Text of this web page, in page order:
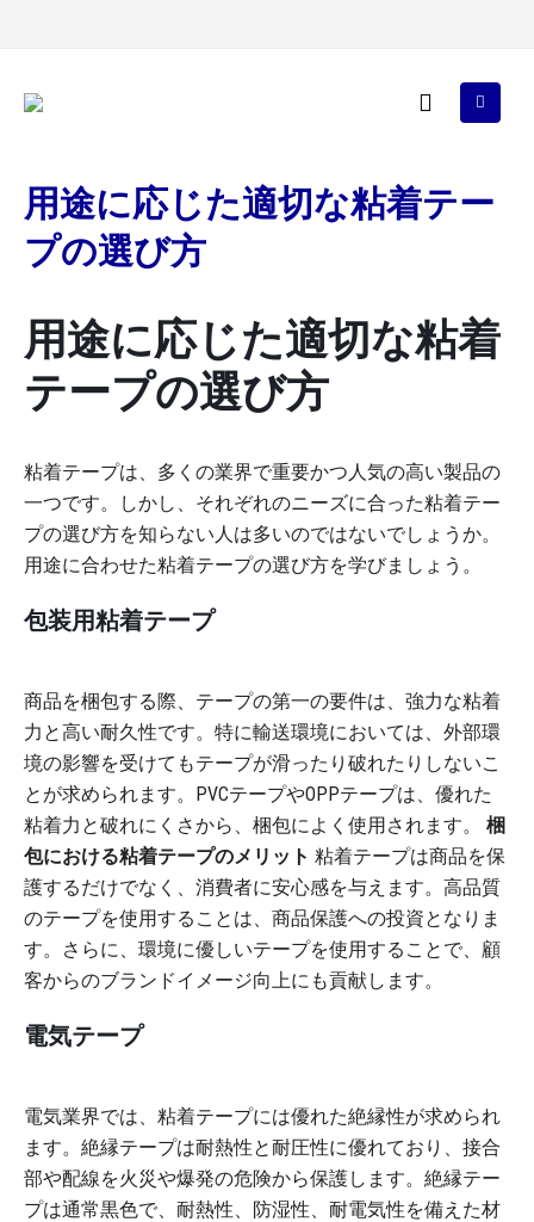
用途に応じた適切な粘着テー
プの選び方
用途に応じた適切な粘着
テープの選び方
粘着テープは、多くの業界で重要かつ人気の高い製品の
一つです。しかし、それぞれのニーズに合った粘着テー
プの選び方を知らない人は多いのではないでしょうか。
用途に合わせた粘着テープの選び方を学びましょう。
包装用粘着テープ
商品を梱包する際、テープの第一の要件は、強力な粘着
力と高い耐久性です。特に輸送環境においては、外部環
境の影響を受けてもテープが滑ったり破れたりしないこ
とが求められます。PVCテープやOPPテープは、優れた
粘着力と破れにくさから、梱包によく使用されます。
梱
包における粘着テープのメリット 粘着テープは商品を保
護するだけでなく、消費者に安心感を与えます。高品質
のテープを使用することは、商品保護への投資となりま
す。さらに、環境に優しいテープを使用することで、顧
客からのブランドイメージ向上にも貢献します。
電気テープ
電気業界では、粘着テープには優れた絶縁性が求められ
ます。絶縁テープは耐熱性と耐圧性に優れており、接合
部や配線を火災や爆発の危険から保護します。絶縁テー
プは通常黒色で、耐熱性、防湿性、耐電気性を備えた材